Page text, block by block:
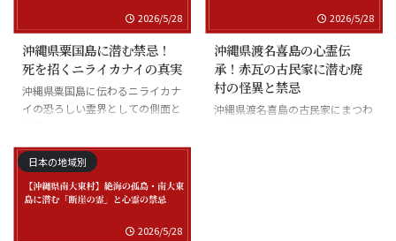
2026/5/28
沖縄県粟国島に潜む禁忌！
死を招くニライカナイの真実
沖縄県粟国島に伝わるニライカナ
イの恐ろしい霊界としての側面と
2026/5/28
沖縄県渡名喜島の心霊伝
承！赤瓦の古民家に潜む廃
村の怪異と禁忌
沖縄県渡名喜島の古民家にまつわ
日本の地域別
2026/5/28